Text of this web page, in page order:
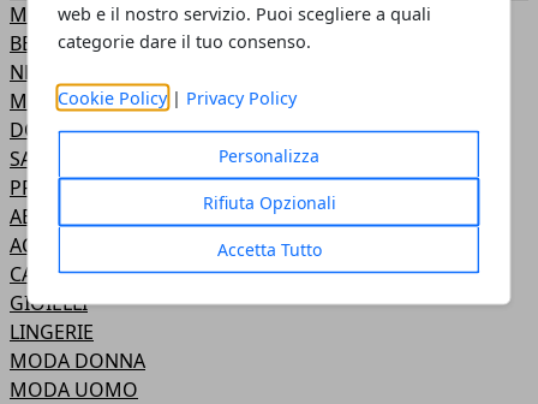
web e il nostro servizio. Puoi scegliere a quali
categorie dare il tuo consenso.
Cookie Policy | Privacy Policy
Personalizza
Rifiuta Opzionali
Accetta Tutto
MODA
BELLEZZA
NEWS
MODA MARE
DONNA
SALUTE E BENESSERE
PROFUMI
ABBIGLIAMENTO
ACCESSORI
CALZATURE
GIOIELLI
LINGERIE
MODA DONNA
MODA UOMO